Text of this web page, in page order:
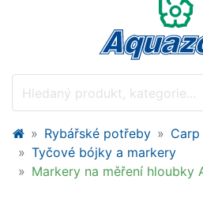
Rybářské potřeby
Tyčové bójky a markery
Markery na měření hloubky